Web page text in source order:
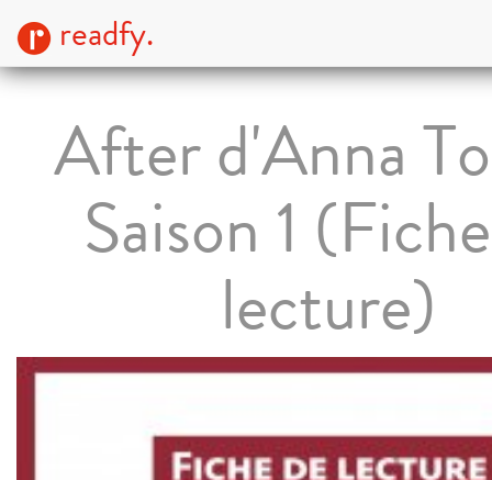
readfy.
After d'Anna
Saison 1
lecture)